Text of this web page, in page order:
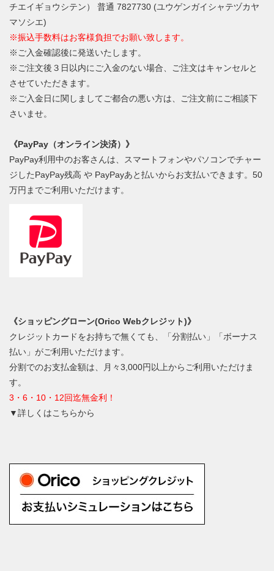
チエイギョウシテン） 普通 7827730 (ユウゲンガイシャテヅカヤ
マソシエ)
※振込手数料はお客様負担でお願い致します。
※ご入金確認後に発送いたします。
※ご注文後３日以内にご入金のない場合、ご注文はキャンセルと
させていただきます。
※ご入金日に関しましてご都合の悪い方は、ご注文前にご相談下
さいませ。
《PayPay（オンライン決済）》
PayPay利用中のお客さんは、スマートフォンやパソコンでチャー
ジしたPayPay残高 や PayPayあと払いからお支払いできます。50
万円までご利用いただけます。
《ショッピングローン(Orico Webクレジット)》
クレジットカードをお持ちで無くても、「分割払い」「ボーナス
払い」がご利用いただけます。
分割でのお支払金額は、月々3,000円以上からご利用いただけま
す。
3・6・10・12回迄無金利！
▼詳しくはこちらから